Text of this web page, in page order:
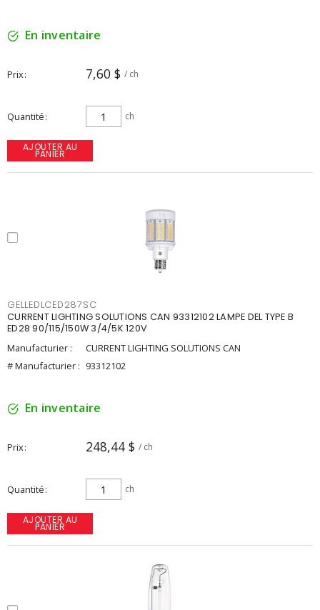
En inventaire
Prix 7,60 $ / ch
Quantité ch
AJOUTER AU
PANIER
GELLEDLCED287SC
CURRENT LIGHTING SOLUTIONS CAN 93312102 LAMPE DEL TYPE B
ED28 90/115/150W 3/4/5K 120V
Manufacturier :
CURRENT LIGHTING SOLUTIONS CAN
# Manufacturier : 93312102
En inventaire
Prix 248,44 $ / ch
Quantité ch
AJOUTER AU
PANIER